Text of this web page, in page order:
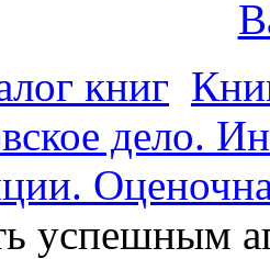
книг
дело.
успешным